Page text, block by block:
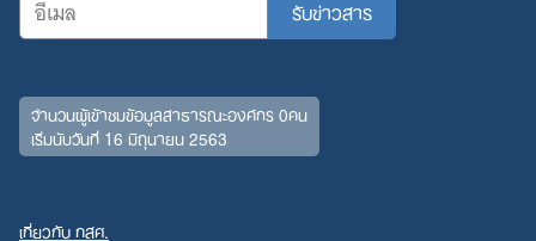
Search
for:
จำนวนผู้เข้าชมข้อมูลสาธารณะองค์กร 0คน
เริ่มนับวันที่ 16 มิถุนายน 2563
เกี่ยวกับ กสศ.